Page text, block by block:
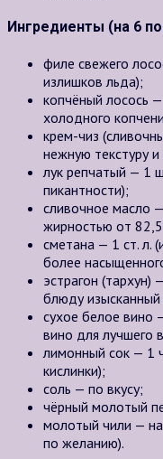
Ингредиенты (на 6
филе свежего
излишков льда);
копчёный лосось
холодного
крем-чиз
нежную текстуру
лук репчатый — 1
пикантности);
сливочное масло
жирностью от
сметана — 1 ст. л.
более
эстрагон (тархун)
блюду
сухое белое вино
вино для лучшего
лимонный сок — 1
кислинки);
соль — по вкусу;
чёрный молотый
молотый чили —
по желанию).